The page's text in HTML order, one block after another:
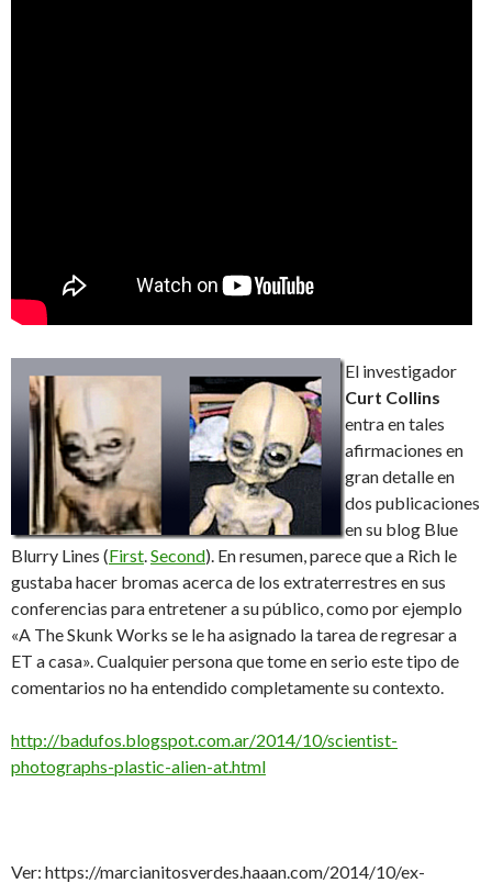
El investigador
Curt Collins
entra en tales
afirmaciones en
gran detalle en
dos publicaciones
en su blog Blue
Blurry Lines (First.Second). En resumen, parece que a Rich le
gustaba hacer bromas acerca de los extraterrestres en sus
conferencias para entretener a su público, como por ejemplo
«A The Skunk Works se le ha asignado la tarea de regresar a
ET a casa». Cualquier persona que tome en serio este tipo de
comentarios no ha entendido completamente su contexto.
http://badufos.blogspot.com.ar/2014/10/scientist-
photographs-plastic-alien-at.html
Ver: https://marcianitosverdes.haaan.com/2014/10/ex-